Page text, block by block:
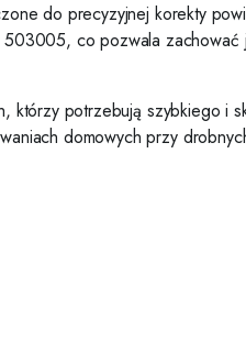
do precyzyjnej korekty
co pozwala
którzy potrzebują szybkiego i
domowych przy